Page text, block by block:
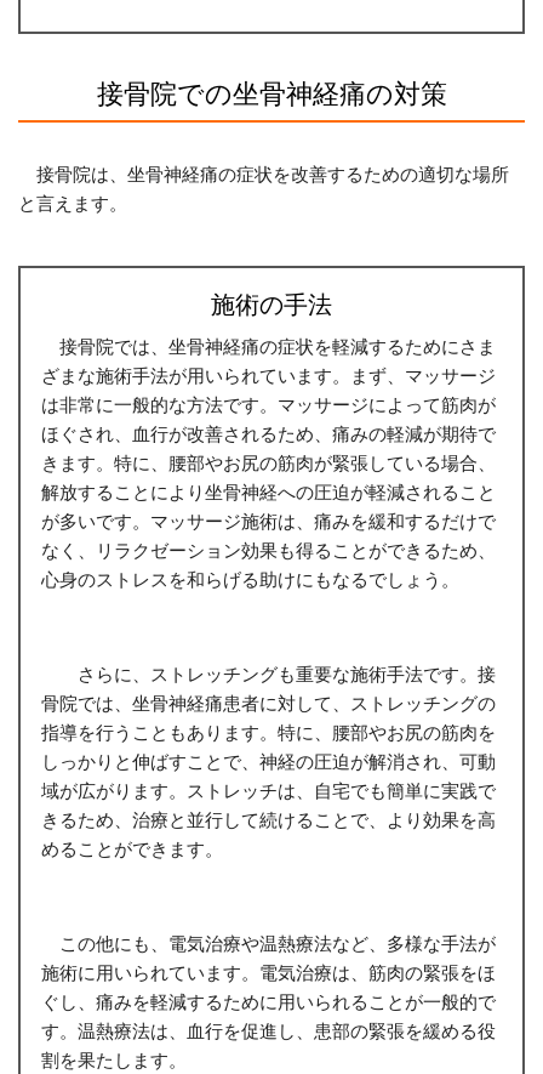
接骨院での坐骨神経痛の対策
接骨院は、坐骨神経痛の症状を改善するための適切な場所
と言えます。
施術の手法
接骨院では、坐骨神経痛の症状を軽減するためにさま
ざまな施術手法が用いられています。まず、マッサージ
は非常に一般的な方法です。マッサージによって筋肉が
ほぐされ、血行が改善されるため、痛みの軽減が期待で
きます。特に、腰部やお尻の筋肉が緊張している場合、
解放することにより坐骨神経への圧迫が軽減されること
が多いです。マッサージ施術は、痛みを緩和するだけで
なく、リラクゼーション効果も得ることができるため、
心身のストレスを和らげる助けにもなるでしょう。
さらに、ストレッチングも重要な施術手法です。接
骨院では、坐骨神経痛患者に対して、ストレッチングの
指導を行うこともあります。特に、腰部やお尻の筋肉を
しっかりと伸ばすことで、神経の圧迫が解消され、可動
域が広がります。ストレッチは、自宅でも簡単に実践で
きるため、治療と並行して続けることで、より効果を高
めることができます。
この他にも、電気治療や温熱療法など、多様な手法が
施術に用いられています。電気治療は、筋肉の緊張をほ
ぐし、痛みを軽減するために用いられることが一般的で
す。温熱療法は、血行を促進し、患部の緊張を緩める役
割を果たします。